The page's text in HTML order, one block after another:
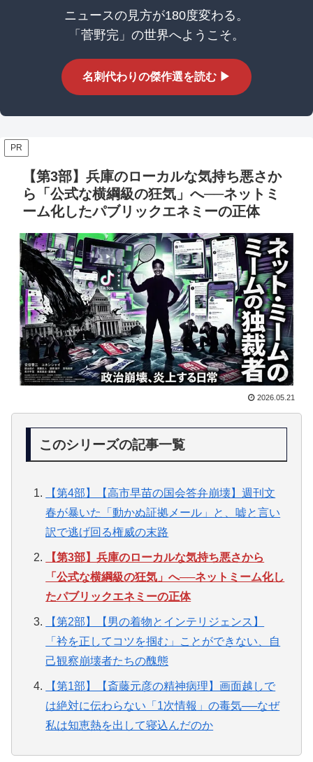
ニュースの見方が180度変わる。
「菅野完」の世界へようこそ。
名刺代わりの傑作選を読む ▶
PR
【第3部】兵庫のローカルな気持ち悪さか
ら「公式な横綱級の狂気」へ──ネットミ
ーム化したパブリックエネミーの正体
2026.05.21
このシリーズの記事一覧
【第4部】【高市早苗の国会答弁崩壊】週刊文
春が暴いた「動かぬ証拠メール」と、嘘と言い
訳で逃げ回る権威の末路
【第3部】兵庫のローカルな気持ち悪さから
「公式な横綱級の狂気」へ──ネットミーム化し
たパブリックエネミーの正体
【第2部】【男の着物とインテリジェンス】
「衿を正してコツを掴む」ことができない、自
己観察崩壊者たちの醜態
【第1部】【斎藤元彦の精神病理】画面越しで
は絶対に伝わらない「1次情報」の毒気──なぜ
私は知恵熱を出して寝込んだのか